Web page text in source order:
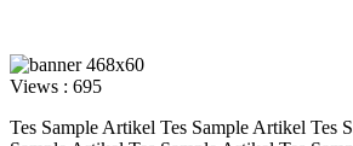
Views : 695
Tes Sample Artikel Tes Sample Artikel Tes